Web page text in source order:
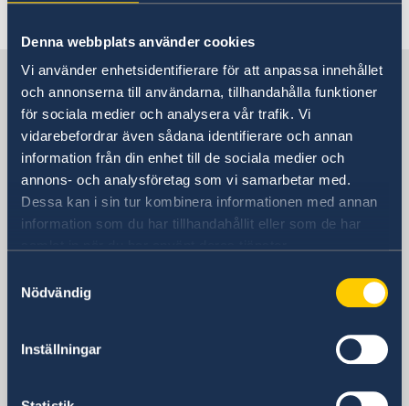
Denna webbplats använder cookies
Vi använder enhetsidentifierare för att anpassa innehållet
och annonserna till användarna, tillhandahålla funktioner
för sociala medier och analysera vår trafik. Vi
vidarebefordrar även sådana identifierare och annan
information från din enhet till de sociala medier och
annons- och analysföretag som vi samarbetar med.
Dessa kan i sin tur kombinera informationen med annan
information som du har tillhandahållit eller som de har
Nödvändig
Inställningar
Senast uppdaterad 29 maj 2023, 14.08
Sverige i Israel, Tel Aviv
Sveriges ambassad
Besöksadress
Adgar 360, 24 tr.
Hashlosha Street 2
Tel Aviv
Embassy of Sweden
Tel Aviv 6109301
Israel